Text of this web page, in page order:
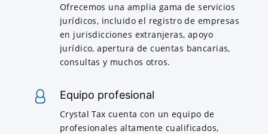
Ofrecemos una amplia gama de servicios
jurídicos, incluido el registro de empresas
en jurisdicciones extranjeras, apoyo
jurídico, apertura de cuentas bancarias,
consultas y muchos otros.
Equipo profesional
Crystal Tax cuenta con un equipo de
profesionales altamente cualificados,